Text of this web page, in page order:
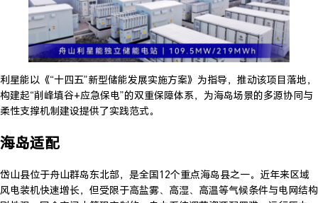
利星能以《“十四五”新型储能发展实施方案》为指导，推动该项目落地，
构建起“削峰填谷+应急保电”的双重保障体系，为海岛场景的多源协同与
柔性支撑机制建设提供了实践范式。
海岛适配
岱山县位于舟山群岛东北部，是全国12个重点海岛县之一。近年来区域
风电装机快速增长，但受限于高盐雾、高湿、高温等气候条件与电网结构